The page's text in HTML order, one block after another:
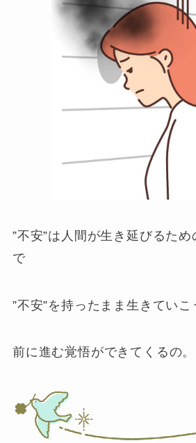
”不安”は人間が生き延びるた
で
”不安”を持ったまま生きていこ
前に進む覚悟ができてくるの。